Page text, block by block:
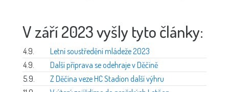
V září 2023 vyšly tyto články:
4.9.
Letní soustředění mládeže 2023
4.9.
Další příprava se odehraje v Děčíně
5.9.
Z Děčína veze HC Stadion další výhru